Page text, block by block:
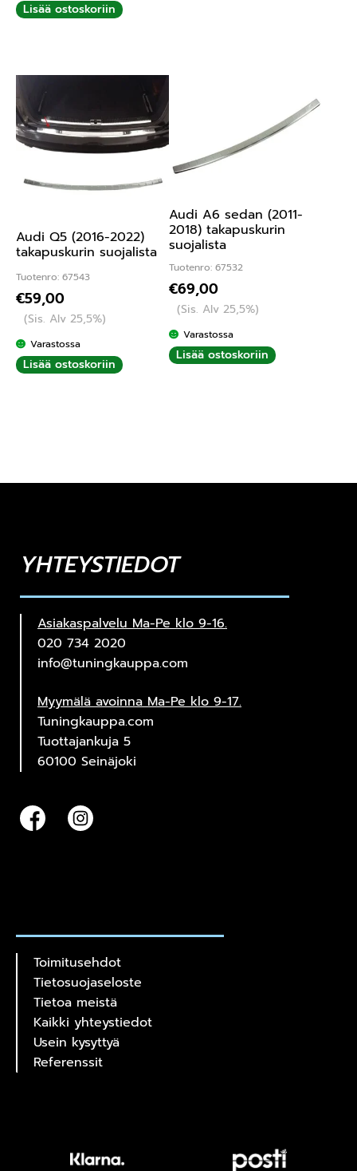
Lisää ostoskoriin
Audi Q5 (2016-2022)
takapuskurin suojalista
Tuotenro: 67543
€59,00
(Sis. Alv 25,5%)
Varastossa
Lisää ostoskoriin
Audi A6 sedan (2011-
2018) takapuskurin
suojalista
Tuotenro: 67532
€69,00
(Sis. Alv 25,5%)
Varastossa
Lisää ostoskoriin
YHTEYSTIEDOT
Asiakaspalvelu Ma-Pe klo 9-16.
020 734 2020
info@tuningkauppa.com
Myymälä avoinna Ma-Pe klo 9-17.
Tuningkauppa.com
Tuottajankuja 5
60100 Seinäjoki
Toimitusehdot
Tietosuojaseloste
Tietoa meistä
Kaikki yhteystiedot
Usein kysyttyä
Referenssit